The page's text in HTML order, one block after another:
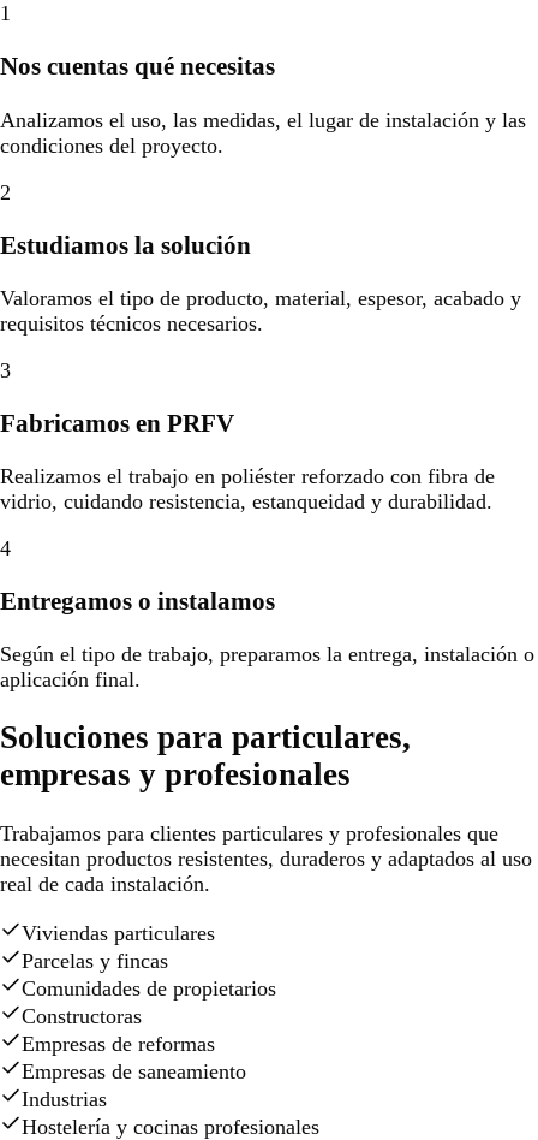
1
Nos cuentas qué necesitas
Analizamos el uso, las medidas, el lugar de instalación y las
condiciones del proyecto.
2
Estudiamos la solución
Valoramos el tipo de producto, material, espesor, acabado y
requisitos técnicos necesarios.
3
Fabricamos en PRFV
Realizamos el trabajo en poliéster reforzado con fibra de
vidrio, cuidando resistencia, estanqueidad y durabilidad.
4
Entregamos o instalamos
Según el tipo de trabajo, preparamos la entrega, instalación o
aplicación final.
Soluciones para particulares,
empresas y profesionales
Trabajamos para clientes particulares y profesionales que
necesitan productos resistentes, duraderos y adaptados al uso
real de cada instalación.
Viviendas particulares
Parcelas y fincas
Comunidades de propietarios
Constructoras
Empresas de reformas
Empresas de saneamiento
Industrias
Hostelería y cocinas profesionales